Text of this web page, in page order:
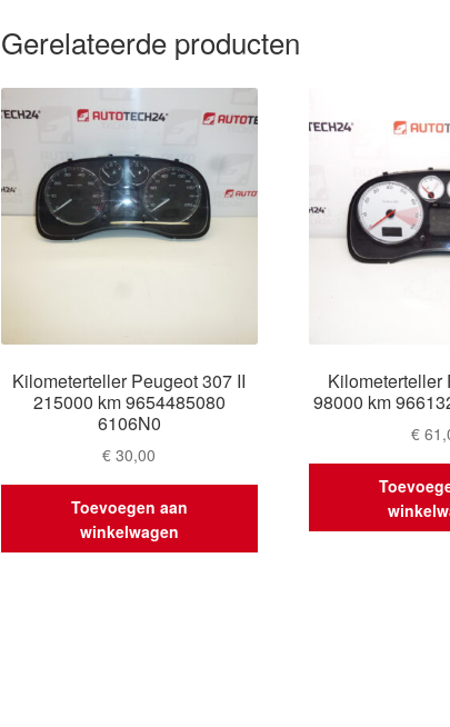
Gerelateerde producten
Kilometerteller Peugeot 307 II
215000 km 9654485080
6106N0
€ 30,00
Toevoegen aan
winkelwagen
Kilometerteller
98000 km
€